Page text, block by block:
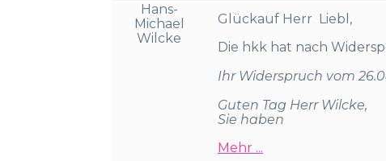
Hans-
Michael
Wilcke
Glückauf Herr Liebl,
Die hkk hat nach
Ihr Widerspruch vom
Guten Tag Herr Wilcke,
Sie haben
Mehr ...